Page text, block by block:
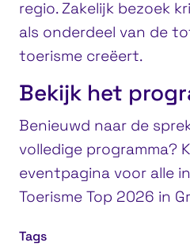
regio. Zakelijk bezoek
als onderdeel van de
toerisme creëert.
Bekijk het
Benieuwd naar de
volledige programma?
eventpagina voor alle
Toerisme Top 2026 in
Tags